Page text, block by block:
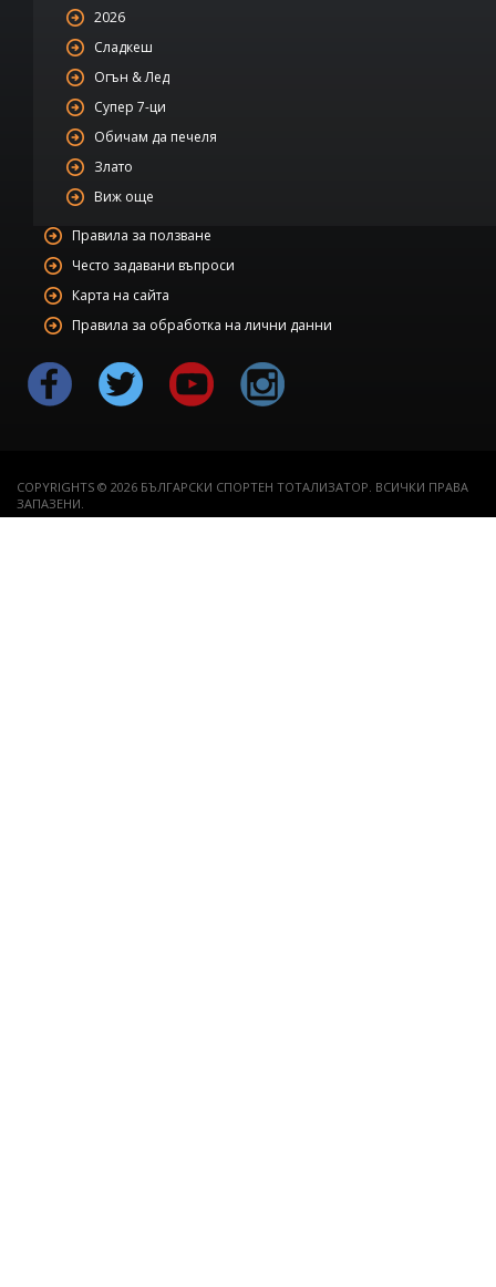
2026
Сладкеш
Огън & Лед
Супер 7-ци
Обичам да печеля
Злато
Виж още
Правила за ползване
Често задавани въпроси
Карта на сайта
Правила за обработка на лични данни
COPYRIGHTS © 2026 БЪЛГАРСКИ СПОРТЕН ТОТАЛИЗАТОР. ВСИЧКИ ПРАВА
ЗАПАЗЕНИ.